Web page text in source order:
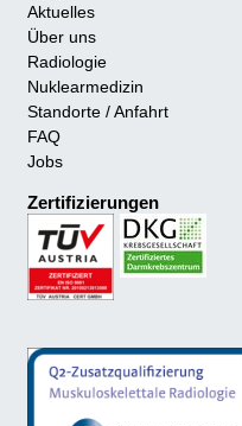
Aktuelles
Über uns
Radiologie
Nuklearmedizin
Standorte / Anfahrt
FAQ
Jobs
Zertifizierungen